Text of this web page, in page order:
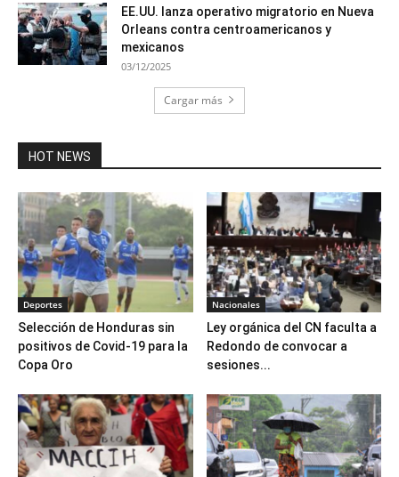
EE.UU. lanza operativo migratorio en Nueva
Orleans contra centroamericanos y
mexicanos
03/12/2025
Cargar más
HOT NEWS
Deportes
Selección de Honduras sin
positivos de Covid-19 para la
Copa Oro
Nacionales
Ley orgánica del CN faculta a
Redondo de convocar a
sesiones...